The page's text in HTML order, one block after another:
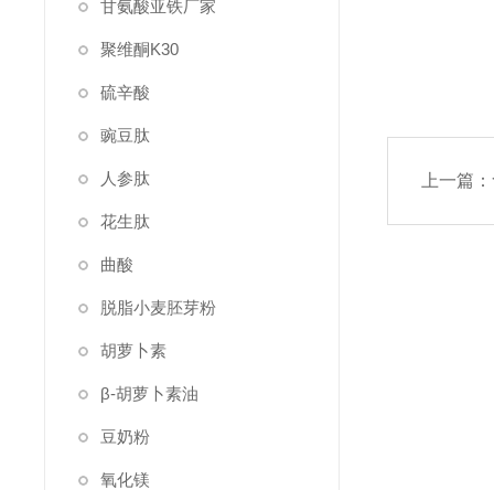
甘氨酸亚铁厂家
聚维酮K30
硫辛酸
豌豆肽
人参肽
花生肽
曲酸
脱脂小麦胚芽粉
胡萝卜素
β-胡萝卜素油
豆奶粉
氧化镁
上一篇：